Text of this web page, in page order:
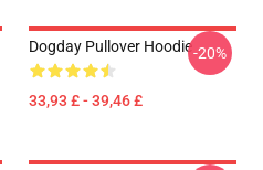
Dogday Pullover Hoodie
33,93 £ - 39,46 £
-20%